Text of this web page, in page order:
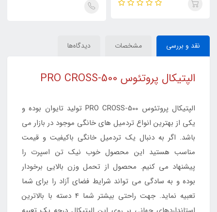
نقد و بررسی مشخصات دیدگاه‌ها
الپتیکال پروتئوس PRO CROSS-500
الپتیکال پروتئوس PRO CROSS-500 تولید تایوان بوده و
یکی از بهترین انواع تردمیل های خانگی موجود در بازار می
باشد. اگر به دنبال یک تردمیل خانگی باکیفیت و قیمت
مناسب هستید این محصول خوب نیک تن اسپرت را
پیشنهاد می کنیم. محصول از تحمل وزن بالایی برخودار
بوده و به سادگی می تواند شرایط فضای آزاد را برای شما
تعبیه نماید. جهت راحتی بیشتر شما 4 دسته با بالاترین